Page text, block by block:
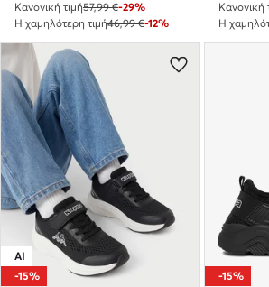
Κανονική τιμή57,99 €-29%
Η χαμηλότερη τιμή46,99 €-12%
Κανονική
Η
AI
-15%
-15%